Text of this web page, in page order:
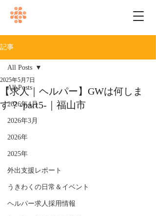
記事
All Posts
2026年4月
2026年3月
2026年
2025年
外出支援レポート
うきわくの日常＆イベント
ヘルパー求人採用情報
All Posts
【求人｜ヘルパー】GWは何しま
す？-part5-｜福山市
2025年5月7日